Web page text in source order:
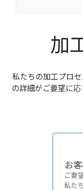
加
私たちの加工プロ
の詳細がご要望に
お
ご要
私た